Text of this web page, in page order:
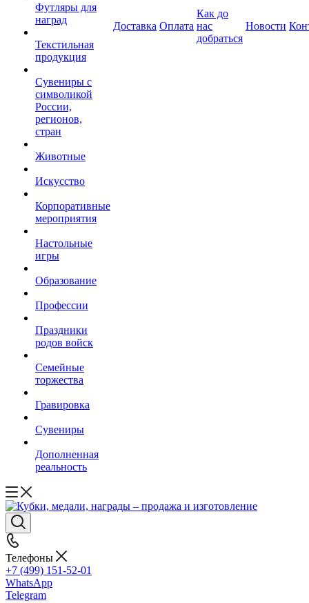
Футляры для
наград
Текстильная
продукция
Сувениры с
символикой
России,
регионов,
стран
Животные
Искусство
Корпоративные
мероприятия
Настольные
игры
Образование
Профессии
Праздники
родов войск
Семейные
торжества
Гравировка
Сувениры
Дополненная
реальность
Доставка Оплата
Как до
нас
добраться
Новости
Телефоны
+7 (499) 151-52-01
WhatsApp
Telegram